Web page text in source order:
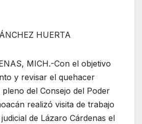
HUERTA
MICH.-Con el objetivo
y revisar el quehacer
del Consejo del Poder
realizó visita de trabajo
de Lázaro Cárdenas el